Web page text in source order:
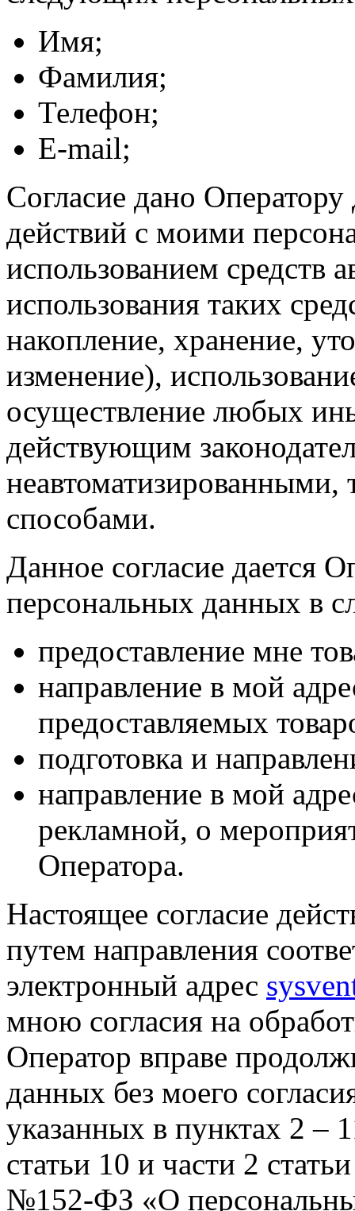
Имя;
Фамилия;
Телефон;
E-mail;
Согласие дано
действий с моими
использованием средств
использования таких
накопление, хранение,
изменение),
осуществление любых
действующим
неавтоматизированными,
способами.
Данное согласие дается
персональных данных в
предоставление мне
направление в мой
предоставляемых
подготовка и
направление в мой
рекламной, о
Оператора.
Настоящее согласие
путем направления
электронный адрес
мною согласия на
Оператор вправе
данных без моего
указанных в пунктах 2 –
статьи 10 и части 2
№152-ФЗ «О